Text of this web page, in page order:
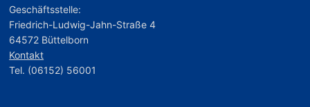
Geschäftsstelle:
Friedrich-Ludwig-Jahn-Straße 4
64572 Büttelborn
Kontakt
Tel. (06152) 56001